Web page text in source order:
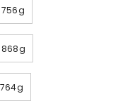
756g
868g
764g